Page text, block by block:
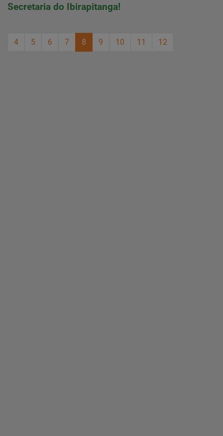
Secretaria do Ibirapitanga!
4 5 6 7 8 9 10 11 12